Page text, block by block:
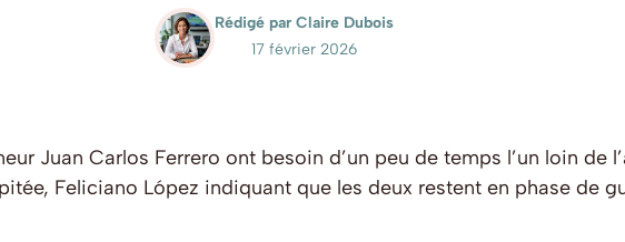
Rédigé par Claire Dubois
17 février 2026
Juan Carlos Ferrero ont besoin d’un peu de temps l’un loin de
Feliciano López indiquant que les deux restent en phase de